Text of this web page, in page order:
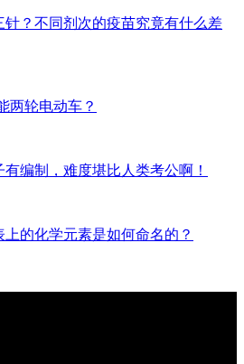
？不同剂次的疫苗究竟有什么差
两轮电动车？
有编制，难度堪比人类考公啊！
上的化学元素是如何命名的？